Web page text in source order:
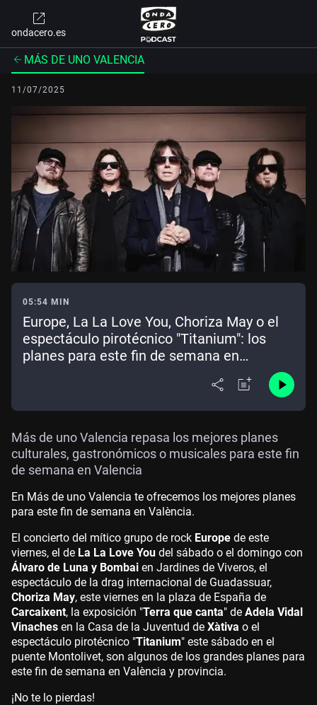
ondacero.es
MÁS DE UNO VALENCIA
11/07/2025
05:54 MIN
Europe, La La Love You, Choriza May o el
espectáculo pirotécnico "Titanium": los
planes para este fin de semana en
Más de uno Valencia repasa los mejores planes
culturales, gastronómicos o musicales para este fin
de semana en Valencia
En Más de uno Valencia te ofrecemos los mejores planes
para este fin de semana en València.
El concierto del mítico grupo de rock Europe de este
viernes, el de La La Love You del sábado o el domingo con
Álvaro de Luna y Bombai en Jardines de Viveros, el
espectáculo de la drag internacional de Guadassuar,
Choriza May, este viernes en la plaza de España de
Carcaixent, la exposición "Terra que canta" de Adela Vidal
Vinaches en la Casa de la Juventud de Xàtiva o el
espectáculo pirotécnico "Titanium" este sábado en el
puente Montolivet, son algunos de los grandes planes para
este fin de semana en València y provincia.
¡No te lo pierdas!